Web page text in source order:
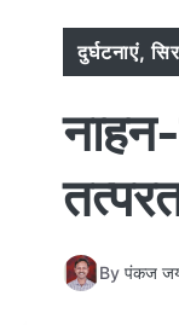
दुर्घटनाएं,
By पंकज